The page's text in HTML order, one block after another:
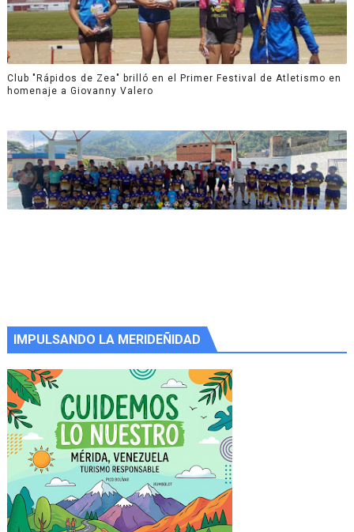
Club "Rápidos de Zea" brilló en el Primer Festival de Atletismo en
homenaje a Giovanny Valero
IMPULSANDO LA MERIDEÑIDAD